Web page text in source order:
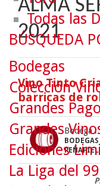
ALMA
2021
Vino Tinto
barricas de
Bodega :
BODEGAS
PEÑAFIEL
Todas las
BÚSQUEDA
Bodegas
Colección
Grandes
Grandes
Ediciones
La Liga del 99